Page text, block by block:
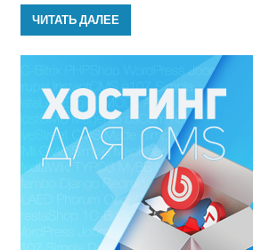
ЧИТАТЬ ДАЛЕЕ